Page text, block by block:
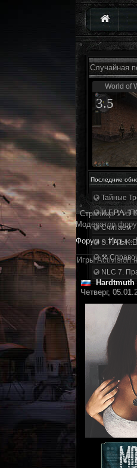
Случайная
World of
3.5
Последние
Тайные
И.Г.Р.А.
Считаем
⚒
NLC 7.
Страница1из1
Модератор
Форум » Игры »
Игры Activision
Hardtmuth
Четверг,